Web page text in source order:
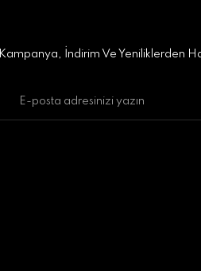
Kampanya, İndirim Ve Yeniliklerden